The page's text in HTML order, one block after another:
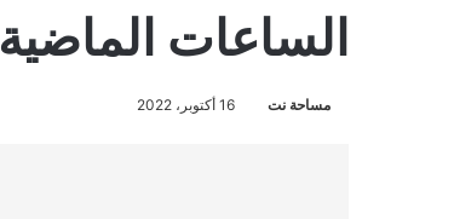
الساعات الماضية
مساحة نت 16 أكتوبر، 2022